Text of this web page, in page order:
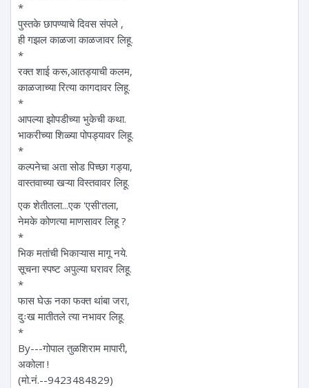
*
पुस्तके छापण्याचे दिवस संपले ,
ही गझल काळजा काळजावर लिहू.
*
रक्त शाई करू,आतड्याची कलम,
काळजाच्या रित्या कागदावर लिहू.
*
आपल्या झोपडीच्या भुकेची कथा.
भाकरीच्या शिळ्या पोपड्यावर लिहू.
*
कल्पनेचा अता सोड पिच्छा गड्या,
वास्तवाच्या खऱ्या विस्तवावर लिहू.
एक शेतीतला...एक 'एसी'तला,
नेमके कोणत्या माणसावर लिहू ?
*
भिक मतांची भिकाऱ्यास मागू नये.
सूचना स्पष्ट अपुल्या घरावर लिहू.
*
फास घेऊ नका फक्त थांबा जरा,
दुःख मातीतले त्या नभावर लिहू.
*
By---गोपाल तुळशिराम मापारी,
अकोला !
(मो.नं.--9423484829)